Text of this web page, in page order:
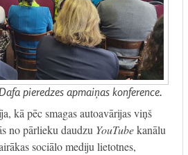
pieredzes apmaiņas konference.
kā pēc smagas autoavārijas viņš
no pārlieku daudzu YouTubekanālu
sociālo mediju lietotnes,